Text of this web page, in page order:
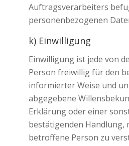
Auftragsverarbeiters
personenbezogenen
k) Einwilligung
Einwilligung ist jede von
Person freiwillig für den
informierter Weise und
abgegebene
Erklärung oder einer
bestätigenden Handlung,
betroffene Person zu